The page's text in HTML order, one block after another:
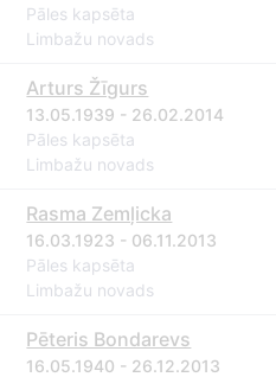
Pāles kapsēta
Limbažu novads
Arturs Žīgurs
13.05.1939 - 26.02.2014
Pāles kapsēta
Limbažu novads
Rasma Zemļicka
16.03.1923 - 06.11.2013
Pāles kapsēta
Limbažu novads
Pēteris Bondarevs
16.05.1940 - 26.12.2013